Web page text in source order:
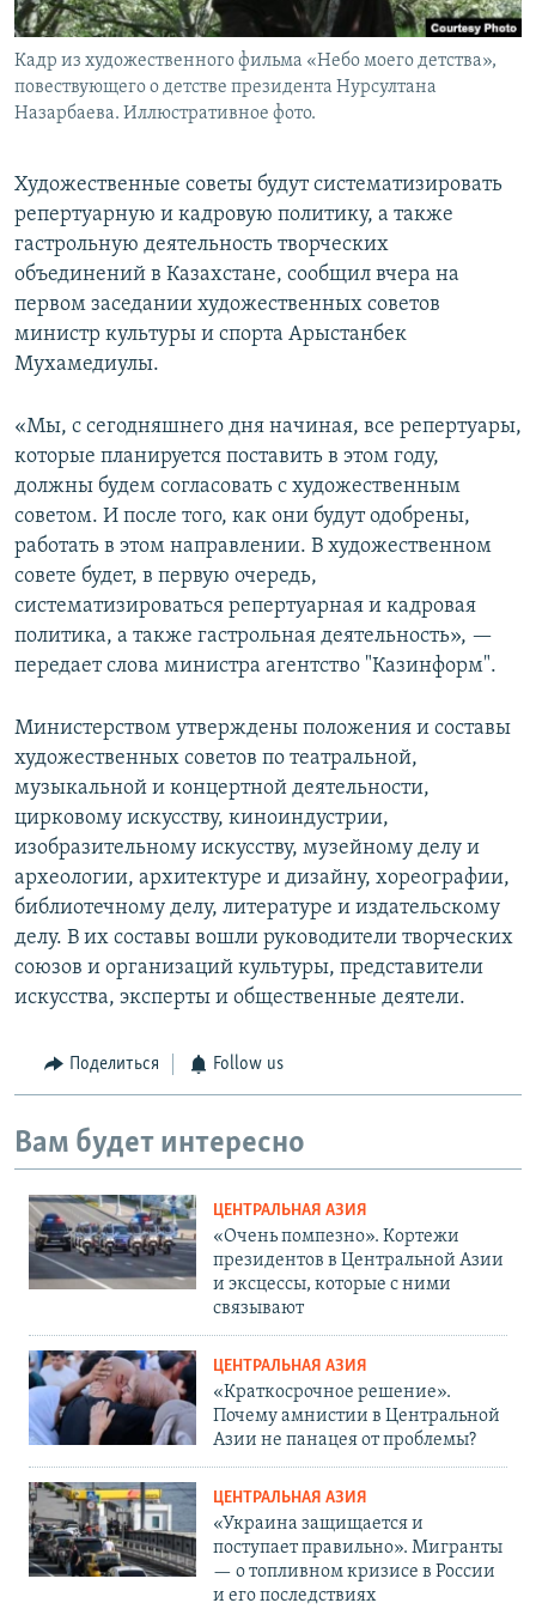
Кадр из художественного фильма «Небо моего детства»,
повествующего о детстве президента Нурсултана
Назарбаева. Иллюстративное фото.
Художественные советы будут систематизировать
репертуарную и кадровую политику, а также
гастрольную деятельность творческих
объединений в Казахстане, сообщил вчера на
первом заседании художественных советов
министр культуры и спорта Арыстанбек
Мухамедиулы.
«Мы, с сегодняшнего дня начиная, все репертуары,
которые планируется поставить в этом году,
должны будем согласовать с художественным
советом. И после того, как они будут одобрены,
работать в этом направлении. В художественном
совете будет, в первую очередь,
систематизироваться репертуарная и кадровая
политика, а также гастрольная деятельность», —
передает слова министра агентство "Казинформ".
Министерством утверждены положения и составы
художественных советов по театральной,
музыкальной и концертной деятельности,
цирковому искусству, киноиндустрии,
изобразительному искусству, музейному делу и
археологии, архитектуре и дизайну, хореографии,
библиотечному делу, литературе и издательскому
делу. В их составы вошли руководители творческих
союзов и организаций культуры, представители
искусства, эксперты и общественные деятели.
Поделиться Follow us
Вам будет интересно
ЦЕНТРАЛЬНАЯ АЗИЯ
«Очень помпезно». Кортежи
президентов в Центральной Азии
и эксцессы, которые с ними
связывают
ЦЕНТРАЛЬНАЯ АЗИЯ
«Краткосрочное решение».
Почему амнистии в Центральной
Азии не панацея от проблемы?
ЦЕНТРАЛЬНАЯ АЗИЯ
«Украина защищается и
поступает правильно». Мигранты
— о топливном кризисе в России
и его последствиях